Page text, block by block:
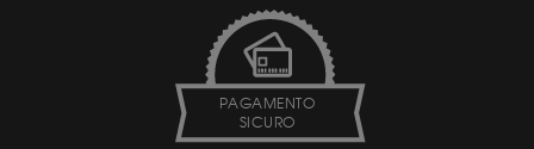
PAGAMENTO
SICURO